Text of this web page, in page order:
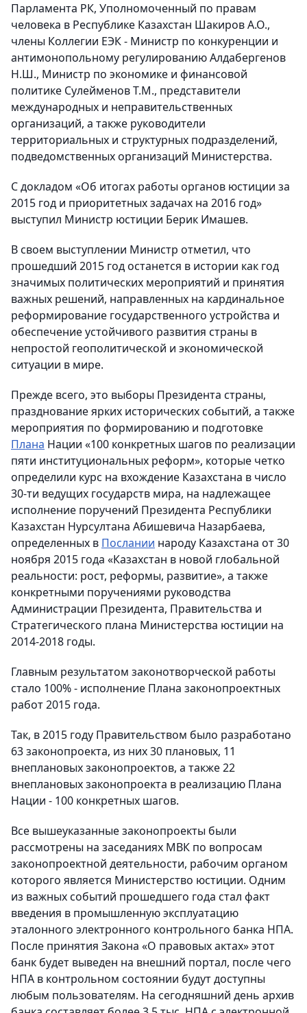
Парламента РК, Уполномоченный по правам
человека в Республике Казахстан Шакиров А.О.,
члены Коллегии ЕЭК - Министр по конкуренции и
антимонопольному регулированию Алдабергенов
Н.Ш., Министр по экономике и финансовой
политике Сулейменов Т.М., представители
международных и неправительственных
организаций, а также руководители
территориальных и структурных подразделений,
подведомственных организаций Министерства.
С докладом «Об итогах работы органов юстиции за
2015 год и приоритетных задачах на 2016 год»
выступил Министр юстиции Берик Имашев.
В своем выступлении Министр отметил, что
прошедший 2015 год останется в истории как год
значимых политических мероприятий и принятия
важных решений, направленных на кардинальное
реформирование государственного устройства и
обеспечение устойчивого развития страны в
непростой геополитической и экономической
ситуации в мире.
Прежде всего, это выборы Президента страны,
празднование ярких исторических событий, а также
мероприятия по формированию и подготовке
Плана Нации «100 конкретных шагов по реализации
пяти институциональных реформ», которые четко
определили курс на вхождение Казахстана в число
30-ти ведущих государств мира, на надлежащее
исполнение поручений Президента Республики
Казахстан Нурсултана Абишевича Назарбаева,
определенных в Послании народу Казахстана от 30
ноября 2015 года «Казахстан в новой глобальной
реальности: рост, реформы, развитие», а также
конкретными поручениями руководства
Администрации Президента, Правительства и
Стратегического плана Министерства юстиции на
2014-2018 годы.
Главным результатом законотворческой работы
стало 100% - исполнение Плана законопроектных
работ 2015 года.
Так, в 2015 году Правительством было разработано
63 законопроекта, из них 30 плановых, 11
внеплановых законопроектов, а также 22
внеплановых законопроекта в реализацию Плана
Нации - 100 конкретных шагов.
Все вышеуказанные законопроекты были
рассмотрены на заседаниях МВК по вопросам
законопроектной деятельности, рабочим органом
которого является Министерство юстиции. Одним
из важных событий прошедшего года стал факт
введения в промышленную эксплуатацию
эталонного электронного контрольного банка НПА.
После принятия Закона «О правовых актах» этот
банк будет выведен на внешний портал, после чего
НПА в контрольном состоянии будут доступны
любым пользователям. На сегодняшний день архив